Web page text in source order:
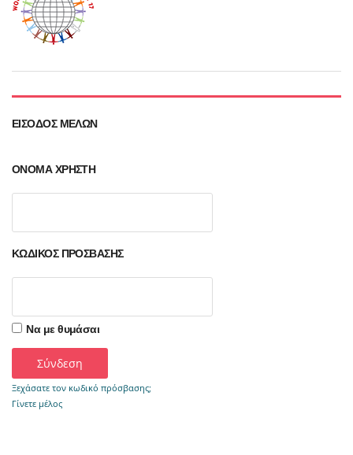
ΕΊΣΟΔΟΣ ΜΕΛΏΝ
ΌΝΟΜΑ ΧΡΉΣΤΗ
ΚΩΔΙΚΌΣ ΠΡΌΣΒΑΣΗΣ
Να με θυμάσαι
Ξεχάσατε τον κωδικό πρόσβασης;
Γίνετε μέλος